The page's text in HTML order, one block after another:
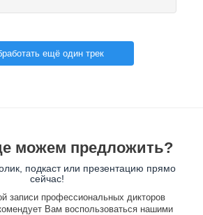
ещё один трек
можем предложить?
подкаст или презентацию прямо
сейчас!
записи профессиональных дикторов
Вам воспользоваться нашими